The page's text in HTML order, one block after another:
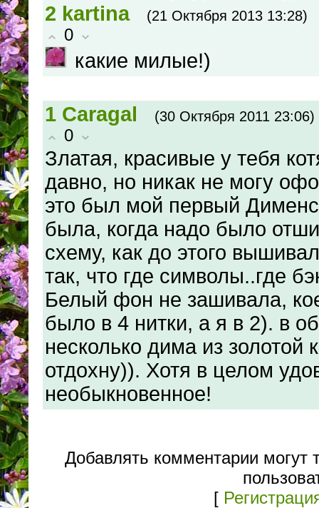
2 kartina (21 Октября 2013 13:28)
0
какие милые!)
1 Caragal (30 Октября 2011 23:06)
0
Златая, красивые у тебя
давно, но никак не могу
это был мой первый
была, когда надо было
схему, как до этого
так, что где символы..где
Белый фон не зашивала,
было в 4 нитки, а я в 2). в
несколько дима из золотой
отдохну)). Хотя в целом
необыкновенное!
Добавлять комментарии могут
[